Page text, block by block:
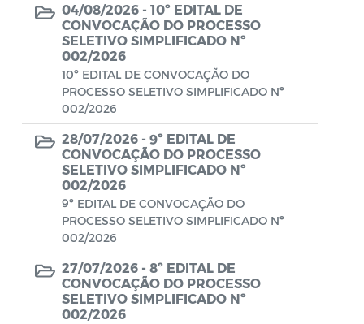
Aviso de rescisão unilateral
CADEP - Comissão de Análise de Defesa
Prévia
CONCURSO GUARDA MUNICIPAL Nº 002
Concurso Público
Conselho Municipal - CACS FUNDEB
Conselho Municipal de Assistência Social
de Araruama - COMASO
Conselho Municipal de Educação
Conselho Municipal de Habitação -
04/08/2026 - 10º EDITAL DE
CONVOCAÇÃO DO PROCESSO
SELETIVO SIMPLIFICADO Nº
002/2026
10º EDITAL DE CONVOCAÇÃO DO
PROCESSO SELETIVO SIMPLIFICADO Nº
002/2026
28/07/2026 - 9º EDITAL DE
CONVOCAÇÃO DO PROCESSO
SELETIVO SIMPLIFICADO Nº
002/2026
9º EDITAL DE CONVOCAÇÃO DO
PROCESSO SELETIVO SIMPLIFICADO Nº
002/2026
27/07/2026 - 8º EDITAL DE
CONVOCAÇÃO DO PROCESSO
SELETIVO SIMPLIFICADO Nº
002/2026